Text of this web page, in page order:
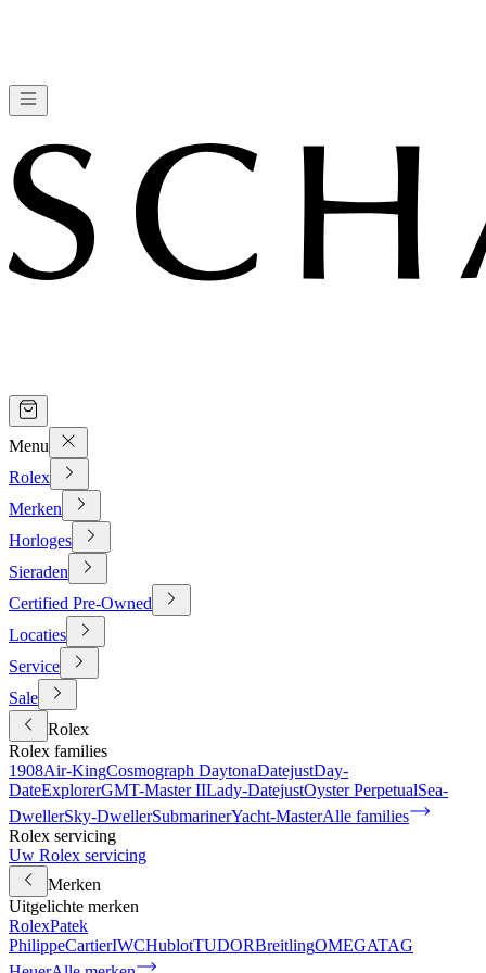
Menu
Rolex
Merken
Horloges
Sieraden
Certified Pre-Owned
Locaties
Service
Sale
Rolex
Rolex families
1908Air-KingCosmograph DaytonaDatejustDay-
DateExplorerGMT-Master IILady-DatejustOyster PerpetualSea-
DwellerSky-DwellerSubmarinerYacht-MasterAlle families
Rolex servicing
Uw Rolex servicing
Merken
Uitgelichte merken
RolexPatek
PhilippeCartierIWCHublotTUDORBreitlingOMEGATAG